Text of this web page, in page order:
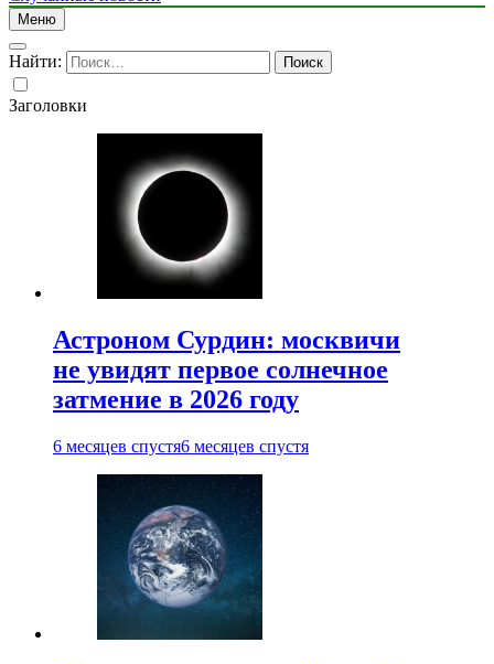
Меню
Найти:
Заголовки
Астроном Сурдин: москвичи
не увидят первое солнечное
затмение в 2026 году
6 месяцев спустя6 месяцев спустя